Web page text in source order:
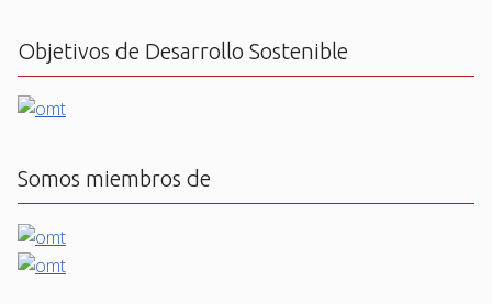
Objetivos de Desarrollo Sostenible
Somos miembros de